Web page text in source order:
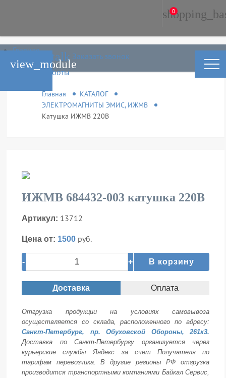
phone_in_talk Заказать звонок
Главная
Каталог
Условия работы
0
Главная
КАТАЛОГ
ЭЛЕКТРОМАГНИТЫ ЭМИС, ИЖМВ
Катушка ИЖМВ 220В
ИЖМВ 684432-003 катушка 220В
Артикул: 13712
Цена от: 1500 руб.
- + В корзину
Доставка Оплата
Отгрузка продукции на условиях самовывоза
осуществляется со склада, расположенного по адресу:
Санкт-Петербург, пр. Обуховской Обороны, 261к3.
Доставка по Санкт-Петербургу организуется через
курьерские службы Яндекс за счет Получателя по
тарифам перевозчика. В другие регионы РФ отгрузка
производится транспортными компаниями Байкал Сервис,
view_module